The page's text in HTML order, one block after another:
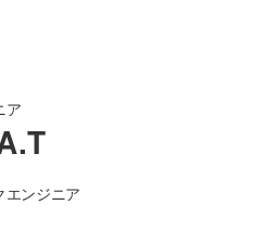
ア
ンジニア